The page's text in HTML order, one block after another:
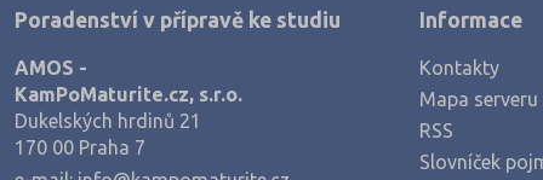
Poradenství v přípravě ke studiu
AMOS -
KamPoMaturite.cz, s.r.o.
Dukelských hrdinů 21
170 00 Praha 7
Informace
Kontakty
Mapa serveru
RSS
Slovníček